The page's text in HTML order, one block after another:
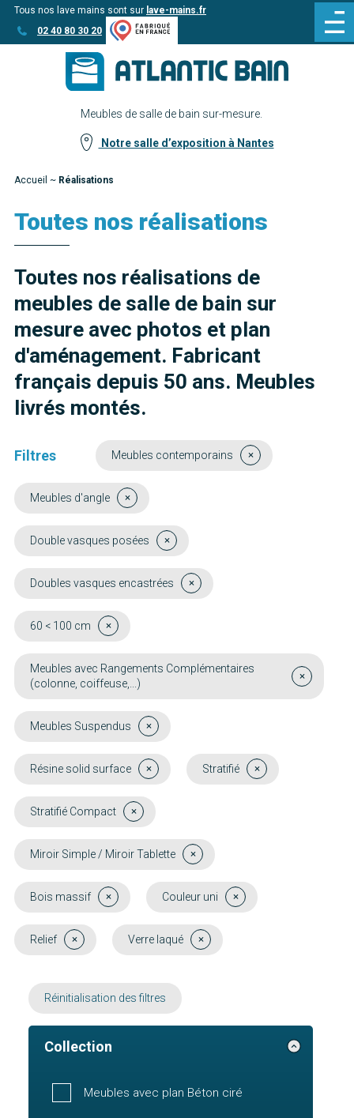
Aller
au
Aller au
contenu
Tous nos lave mains sont sur lave-mains.fr
02 40 80 30 20
Meubles de salle de bain sur-mesure.
Notre salle d’exposition à Nantes
Accueil ~ Réalisations
Toutes nos réalisations
Toutes nos réalisations de
meubles de salle de bain sur
mesure avec photos et plan
d'aménagement. Fabricant
français depuis 50 ans. Meubles
livrés montés.
Filtres Meubles contemporains
Meubles d'angle
Double vasques posées
Doubles vasques encastrées
60 < 100 cm
Meubles avec Rangements Complémentaires
(colonne, coiffeuse,...)
Meubles Suspendus
Résine solid surface Stratifié
Stratifié Compact
Miroir Simple / Miroir Tablette
Bois massif Couleur uni
Relief Verre laqué
Réinitialisation des filtres
Collection
Meubles avec plan Béton ciré